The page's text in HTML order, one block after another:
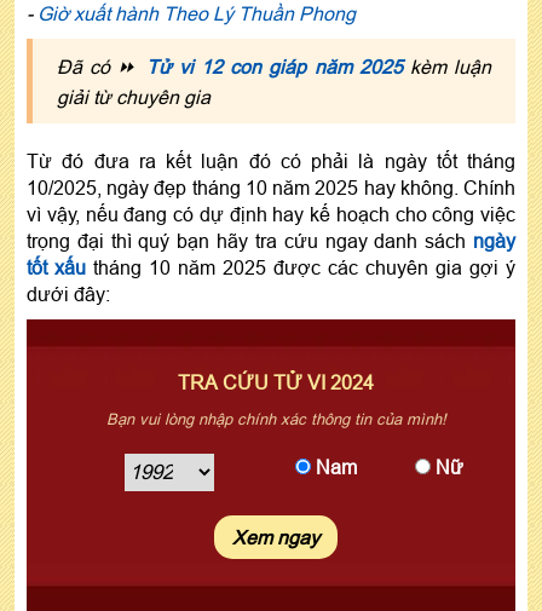
- Giờ xuất hành Theo Lý Thuần Phong
Đã có ⏩ Tử vi 12 con giáp năm 2025kèm luận
giải từ chuyên gia
Từ đó đưa ra kết luận đó có phải là ngày tốt tháng
10/2025, ngày đẹp tháng 10 năm 2025 hay không. Chính
vì vậy, nếu đang có dự định hay kế hoạch cho công việc
trọng đại thì quý bạn hãy tra cứu ngay danh sách ngày
tốt xấu tháng 10 năm 2025 được các chuyên gia gợi ý
dưới đây:
TRA CỨU TỬ VI 2024
Bạn vui lòng nhập chính xác thông tin của mình!
Nam Nữ